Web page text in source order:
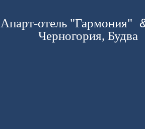
Апарт-отель "Гармония"
Черногория, Будва